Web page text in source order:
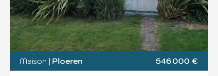
Maison | Ploeren 546 000 €